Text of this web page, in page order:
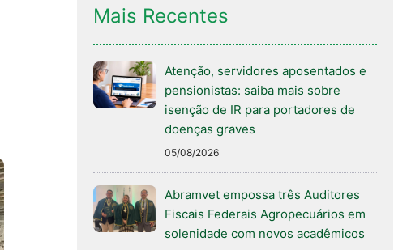
Mais Recentes
Atenção, servidores aposentados e
pensionistas: saiba mais sobre
isenção de IR para portadores de
doenças graves
05/08/2026
Abramvet empossa três Auditores
Fiscais Federais Agropecuários em
solenidade com novos acadêmicos